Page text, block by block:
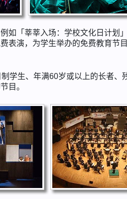
如「莘莘入场：学校文化日计划
表演，为学生举办的免费教育节
制学生、年满60岁或以上的长者
目。